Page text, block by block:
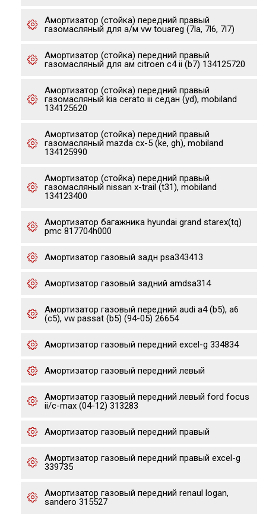
Амортизатор (стойка) передний правый
газомасляный для а/м vw touareg (7la, 7l6, 7l7)
Амортизатор (стойка) передний правый
газомасляный для ам citroen c4 ii (b7) 134125720
Амортизатор (стойка) передний правый
газомасляный kia cerato iii седан (yd), mobiland
134125620
Амортизатор (стойка) передний правый
газомасляный mazda cx-5 (ke, gh), mobiland
134125990
Амортизатор (стойка) передний правый
газомасляный nissan x-trail (t31), mobiland
134123400
Амортизатор багажника hyundai grand starex(tq)
pmc 817704h000
Амортизатор газовый задн psa343413
Амортизатор газовый задний amdsa314
Амортизатор газовый передний audi a4 (b5), a6
(c5), vw passat (b5) (94-05) 26654
Амортизатор газовый передний excel-g 334834
Амортизатор газовый передний левый
Амортизатор газовый передний левый ford focus
ii/c-max (04-12) 313283
Амортизатор газовый передний правый
Амортизатор газовый передний правый excel-g
339735
Амортизатор газовый передний renaul logan,
sandero 315527